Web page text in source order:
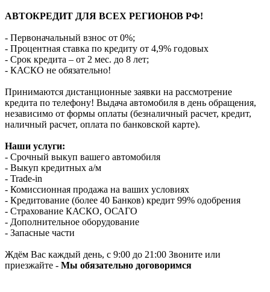
АВТОКРЕДИТ ДЛЯ ВСЕХ РЕГИОНОВ РФ!
- Первоначальный взнос от 0%;
- Процентная ставка по кредиту от 4,9% годовых
- Срок кредита – от 2 мес. до 8 лет;
- КАСКО не обязательно!
Принимаются дистанционные заявки на рассмотрение
кредита по телефону! Выдача автомобиля в день обращения,
независимо от формы оплаты (безналичный расчет, кредит,
наличный расчет, оплата по банковской карте).
Наши услуги:
- Срочный выкуп вашего автомобиля
- Выкуп кредитных а/м
- Trade-in
- Комиссионная продажа на ваших условиях
- Кредитование (более 40 Банков) кредит 99% одобрения
- Страхование КАСКО, ОСАГО
- Дополнительное оборудование
- Запасные части
Ждём Вас каждый день, с 9:00 до 21:00 Звоните или
приезжайте - Мы обязательно договоримся